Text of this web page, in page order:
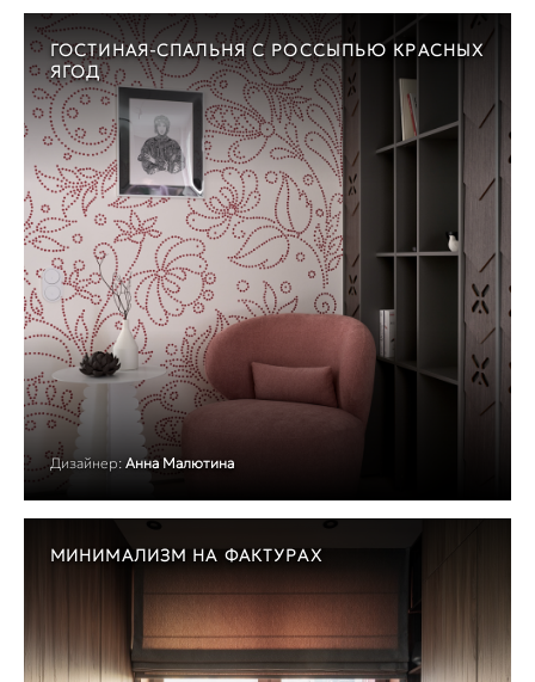
ГОСТИНАЯ-СПАЛЬНЯ С РОССЫПЬЮ КРАСНЫХ
ЯГОД
Дизайнер: Анна Малютина
МИНИМАЛИЗМ НА ФАКТУРАХ